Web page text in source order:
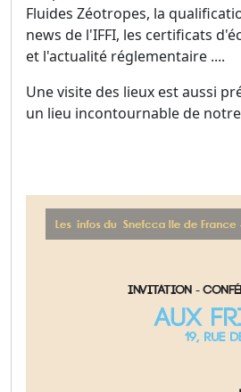
Fluides Zéotropes, la
news de l'IFFI, les certificats
et l'actualité réglementaire ....
Une visite des lieux est aussi
un lieu incontournable de